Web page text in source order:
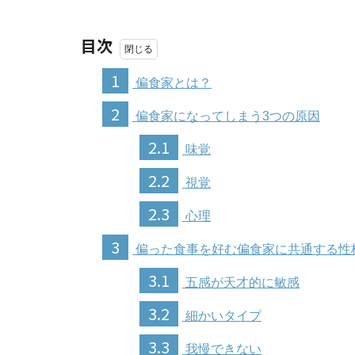
目次
1
偏食家とは？
2 偏食家になってしまう3つの原因
2.1 味覚
2.2 視覚
2.3 心理
3 偏った食事を好む偏食家に共通する性
3.1 五感が天才的に敏感
3.2 細かいタイプ
3.3 我慢できない